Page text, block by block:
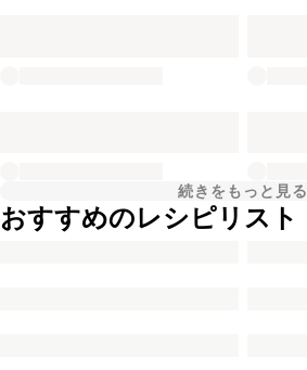
続きをもっと見る
おすすめのレシピリスト